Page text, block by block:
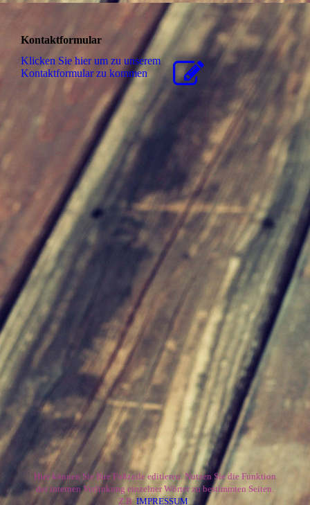
Kontaktformular
Klicken Sie hier um zu unserem
Kon­takt­for­mu­lar zu kommen
Hier können Sie Ihre Fußzeile editieren. Nutzen Sie die Funktion
der internen Verlinkung einzelner Wörter zu bestimmten Seiten.
Z.B.IMPRESSUM